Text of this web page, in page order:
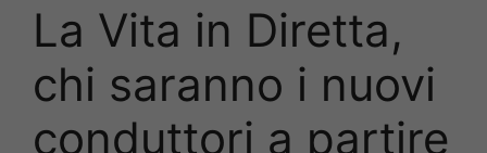
La Vita in Diretta,
chi saranno i nuovi
conduttori a partire